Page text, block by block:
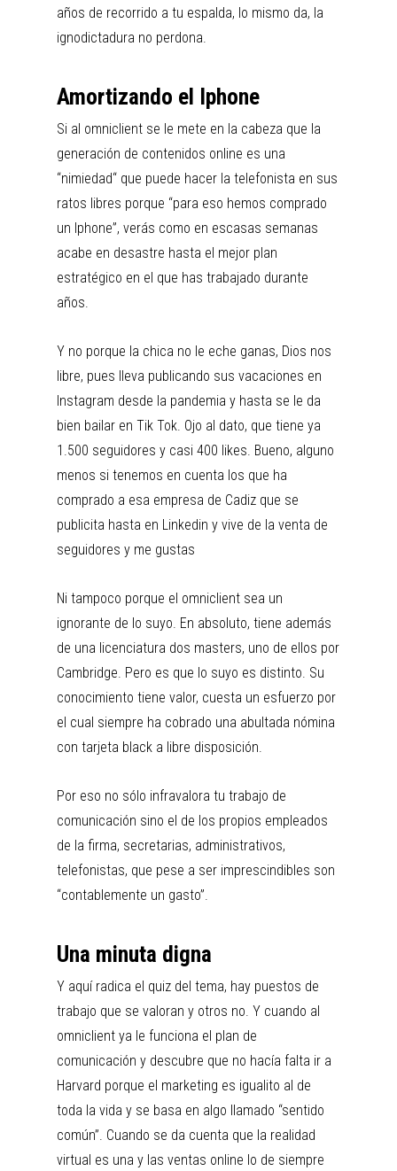
años de recorrido a tu espalda, lo mismo da, la
ignodictadura no perdona.
Amortizando el Iphone
Si al omniclient se le mete en la cabeza que la
generación de contenidos online es una
“nimiedad“ que puede hacer la telefonista en sus
ratos libres porque “para eso hemos comprado
un Iphone”, verás como en escasas semanas
acabe en desastre hasta el mejor plan
estratégico en el que has trabajado durante
años.
Y no porque la chica no le eche ganas, Dios nos
libre, pues lleva publicando sus vacaciones en
Instagram desde la pandemia y hasta se le da
bien bailar en Tik Tok. Ojo al dato, que tiene ya
1.500 seguidores y casi 400 likes. Bueno, alguno
menos si tenemos en cuenta los que ha
comprado a esa empresa de Cadiz que se
publicita hasta en Linkedin y vive de la venta de
seguidores y me gustas
Ni tampoco porque el omniclient sea un
ignorante de lo suyo. En absoluto, tiene además
de una licenciatura dos masters, uno de ellos por
Cambridge. Pero es que lo suyo es distinto. Su
conocimiento tiene valor, cuesta un esfuerzo por
el cual siempre ha cobrado una abultada nómina
con tarjeta black a libre disposición.
Por eso no sólo infravalora tu trabajo de
comunicación sino el de los propios empleados
de la firma, secretarias, administrativos,
telefonistas, que pese a ser imprescindibles son
“contablemente un gasto”.
Una minuta digna
Y aquí radica el quiz del tema, hay puestos de
trabajo que se valoran y otros no. Y cuando al
omniclient ya le funciona el plan de
comunicación y descubre que no hacía falta ir a
Harvard porque el marketing es igualito al de
toda la vida y se basa en algo llamado “sentido
común”. Cuando se da cuenta que la realidad
virtual es una y las ventas online lo de siempre